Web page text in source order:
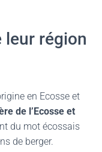
leur région
en Ecosse et
de l’Ecosse et
du mot écossais
de berger.